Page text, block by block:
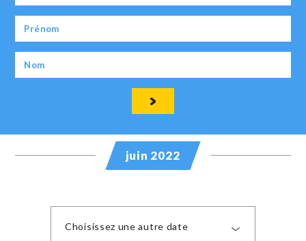
juin 2022
Choisissez une autre date